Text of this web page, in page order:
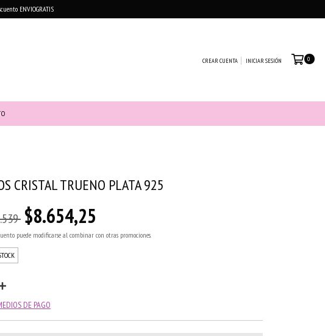
ENVIOGRATIS
CREAR CUENTA INICIAR SESIÓN 0
CRISTAL TRUENO PLATA 925
$8.654,25
puede modificarse al combinar con otras promociones.
DE PAGO